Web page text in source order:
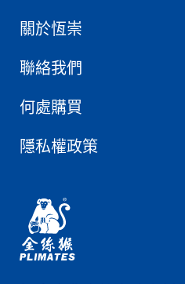
關於恆崇
聯絡我們
何處購買
隱私權政策